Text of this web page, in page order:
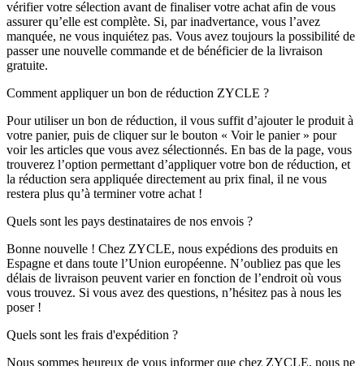
vérifier votre sélection avant de finaliser votre achat afin de vous
assurer qu’elle est complète. Si, par inadvertance, vous l’avez
manquée, ne vous inquiétez pas. Vous avez toujours la possibilité de
passer une nouvelle commande et de bénéficier de la livraison
gratuite.
Comment appliquer un bon de réduction ZYCLE ?
Pour utiliser un bon de réduction, il vous suffit d’ajouter le produit à
votre panier, puis de cliquer sur le bouton « Voir le panier » pour
voir les articles que vous avez sélectionnés. En bas de la page, vous
trouverez l’option permettant d’appliquer votre bon de réduction, et
la réduction sera appliquée directement au prix final, il ne vous
restera plus qu’à terminer votre achat !
Quels sont les pays destinataires de nos envois ?
Bonne nouvelle ! Chez ZYCLE, nous expédions des produits en
Espagne et dans toute l’Union européenne. N’oubliez pas que les
délais de livraison peuvent varier en fonction de l’endroit où vous
vous trouvez. Si vous avez des questions, n’hésitez pas à nous les
poser !
Quels sont les frais d'expédition ?
Nous sommes heureux de vous informer que chez ZYCLE, nous ne